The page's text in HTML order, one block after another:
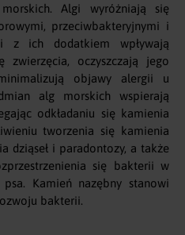
Algi wyróżniają się
przeciwbakteryjnymi i
z ich dodatkiem wpływają
oczyszczają jego
objawy alergii u
alg morskich wspierają
odkładaniu się kamienia
tworzenia się kamienia
dziąseł i paradontozy, a także
się bakterii w
Kamień nazębny stanowi
bakterii.